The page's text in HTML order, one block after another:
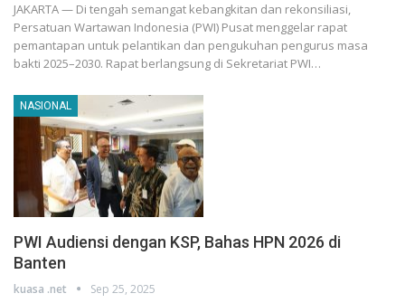
JAKARTA — Di tengah semangat kebangkitan dan rekonsiliasi,
Persatuan Wartawan Indonesia (PWI) Pusat menggelar rapat
pemantapan untuk pelantikan dan pengukuhan pengurus masa
bakti 2025–2030. Rapat berlangsung di Sekretariat PWI…
NASIONAL
PWI Audiensi dengan KSP, Bahas HPN 2026 di
Banten
kuasa .net Sep 25, 2025